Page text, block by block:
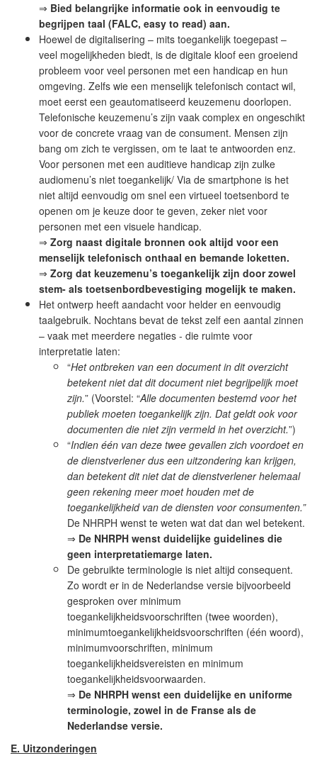
⇒ Bied belangrijke informatie ook in eenvoudig te
begrijpen taal (FALC, easy to read) aan.
Hoewel de digitalisering – mits toegankelijk toegepast –
veel mogelijkheden biedt, is de digitale kloof een groeiend
probleem voor veel personen met een handicap en hun
omgeving. Zelfs wie een menselijk telefonisch contact wil,
moet eerst een geautomatiseerd keuzemenu doorlopen.
Telefonische keuzemenu’s zijn vaak complex en ongeschikt
voor de concrete vraag van de consument. Mensen zijn
bang om zich te vergissen, om te laat te antwoorden enz.
Voor personen met een auditieve handicap zijn zulke
audiomenu’s niet toegankelijk/ Via de smartphone is het
niet altijd eenvoudig om snel een virtueel toetsenbord te
openen om je keuze door te geven, zeker niet voor
personen met een visuele handicap.
⇒ Zorg naast digitale bronnen ook altijd voor een
menselijk telefonisch onthaal en bemande loketten.
⇒ Zorg dat keuzemenu’s toegankelijk zijn door zowel
stem- als toetsenbordbevestiging mogelijk te maken.
Het ontwerp heeft aandacht voor helder en eenvoudig
taalgebruik. Nochtans bevat de tekst zelf een aantal zinnen
– vaak met meerdere negaties - die ruimte voor
interpretatie laten:
“Het ontbreken van een document in dit overzicht
betekent niet dat dit document niet begrijpelijk moet
zijn.” (Voorstel: “Alle documenten bestemd voor het
publiek moeten toegankelijk zijn. Dat geldt ook voor
documenten die niet zijn vermeld in het overzicht.”)
“Indien één van deze twee gevallen zich voordoet en
de dienstverlener dus een uitzondering kan krijgen,
dan betekent dit niet dat de dienstverlener helemaal
geen rekening meer moet houden met de
toegankelijkheid van de diensten voor consumenten.”
De NHRPH wenst te weten wat dat dan wel betekent.
⇒ De NHRPH wenst duidelijke guidelines die
geen interpretatiemarge laten.
De gebruikte terminologie is niet altijd consequent.
Zo wordt er in de Nederlandse versie bijvoorbeeld
gesproken over minimum
toegankelijkheidsvoorschriften (twee woorden),
minimumtoegankelijkheidsvoorschriften (één woord),
minimumvoorschriften, minimum
toegankelijkheidsvereisten en minimum
toegankelijkheidsvoorwaarden.
⇒ De NHRPH wenst een duidelijke en uniforme
terminologie, zowel in de Franse als de
Nederlandse versie.
E. Uitzonderingen